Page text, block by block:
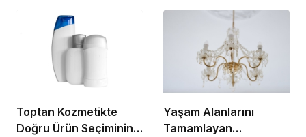
Toptan Kozmetikte
Doğru Ürün Seçiminin
Yaşam Alanlarını
Tamamlayan